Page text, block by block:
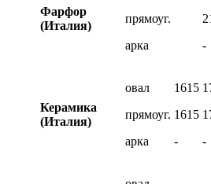
Фарфор
(Италия)
прямоуг.
арка
-
Керамика
(Италия)
овал
прямоуг.
арка
1615
1615
-
-